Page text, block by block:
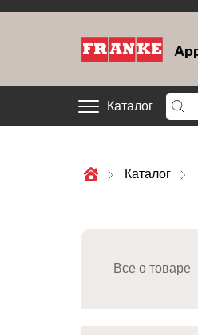
Каталог
Каталог
Все о товаре